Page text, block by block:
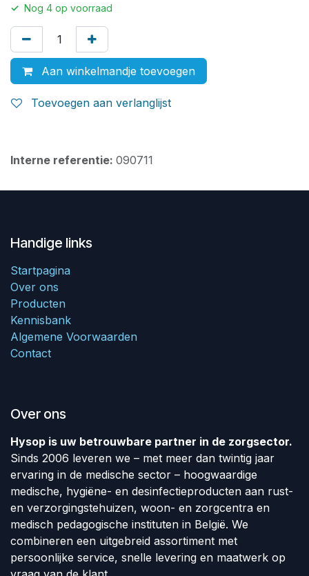
✓ Nog 4 op voorraad
Aan winkelmandje toevoegen
Toevoegen aan verlanglijst
Interne referentie: 090711
Handige links
Startpagina
Over ons
Producten
Kennisbank
Algemene Voorwaarden
Contact
Over ons
Hysop is uw betrouwbare partner in de zorgsector.
Sinds 2006 leveren we – met meer dan twintig jaar
ervaring in de medische sector – hoogwaardige
medische, hygiëne- en desinfectieproducten aan rust-
en verzorgingstehuizen, woon- en zorgcentra en
medisch pedagogische instituten in België. We
combineren een uitgebreid assortiment met
persoonlijke service, snelle levering en maatwerk op